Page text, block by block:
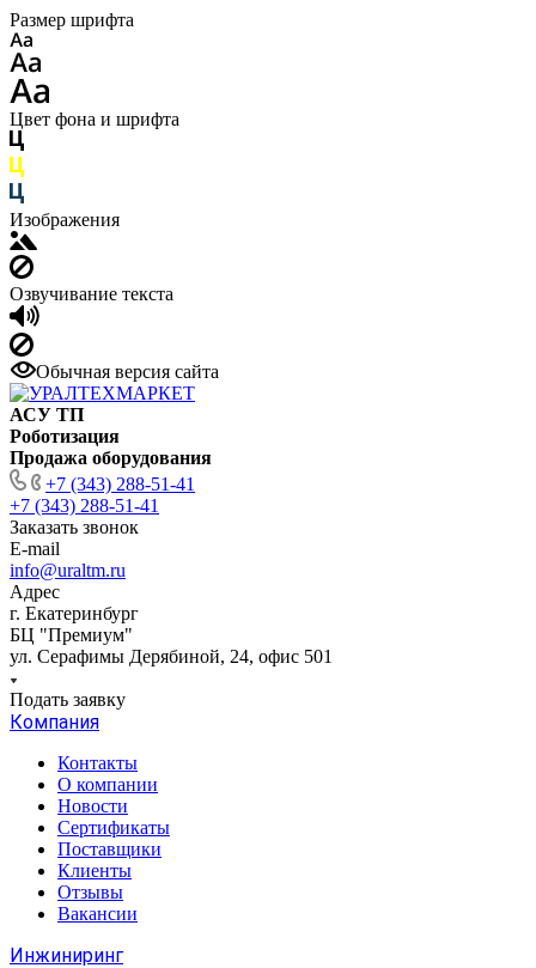
Размер шрифта
Цвет фона и шрифта
Изображения
Озвучивание текста
Обычная версия сайта
АСУ ТП
Роботизация
Продажа оборудования
+7 (343) 288-51-41
+7 (343) 288-51-41
Заказать звонок
E-mail
info@uraltm.ru
Адрес
г. Екатеринбург
БЦ "Премиум"
ул. Серафимы Дерябиной, 24, офис 501
Подать заявку
Компания
Контакты
О компании
Новости
Сертификаты
Поставщики
Клиенты
Отзывы
Вакансии
Инжиниринг